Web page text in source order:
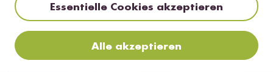
Mehr Rezepte mit Natives Olivenöl
Extra
Essentielle Cookies akzeptieren
Alle akzeptieren